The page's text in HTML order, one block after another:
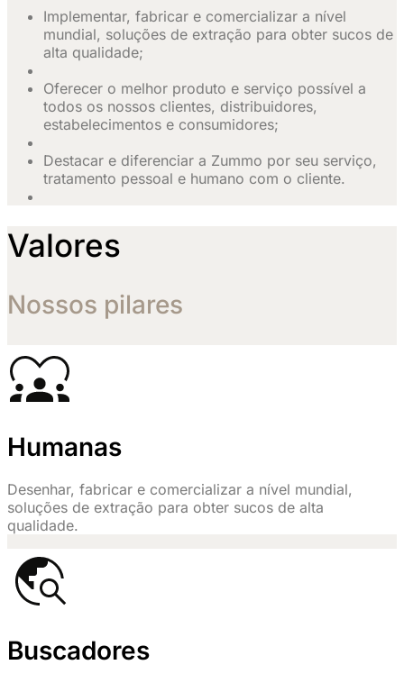
Implementar, fabricar e comercializar a nível
mundial, soluções de extração para obter sucos de
alta qualidade;
Oferecer o melhor produto e serviço possível a
todos os nossos clientes, distribuidores,
estabelecimentos e consumidores;
Destacar e diferenciar a Zummo por seu serviço,
tratamento pessoal e humano com o cliente.
Valores
Nossos pilares
Humanas
Desenhar, fabricar e comercializar a nível mundial,
soluções de extração para obter sucos de alta
qualidade.
Buscadores